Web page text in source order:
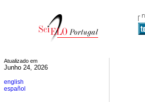
Atualizado em
Junho 24, 2026
english
español